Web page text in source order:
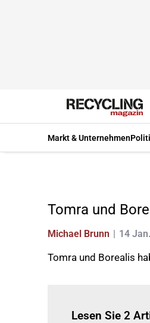
Markt & Unternehmen
Tomra und
Michael Brunn 14
Tomra und Borealis
Lesen Sie 2